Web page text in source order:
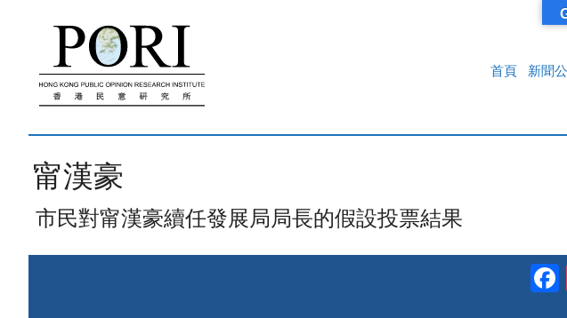
首頁
新聞
甯漢豪
市民對甯漢豪續任發展局局長的假設投票結果